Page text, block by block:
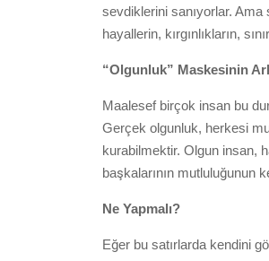
sevdiklerini sanıyorlar.
hayallerin, kırgınlıkların,
“Olgunluk” Maskesinin
Maalesef birçok insan bu
Gerçek olgunluk, herkesi
kurabilmektir. Olgun insan,
başkalarının mutluluğunun
Ne Yapmalı?
Eğer bu satırlarda kendini